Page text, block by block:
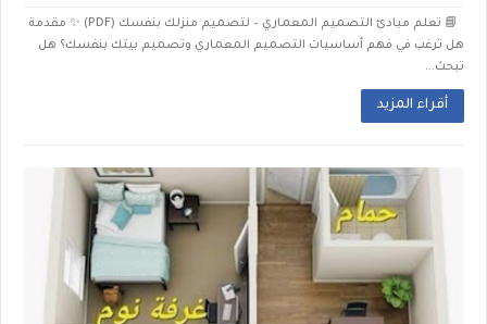
📘 تعلم مبادئ التصميم المعماري – لتصميم منزلك بنفسك (PDF) ✨ مقدمة
هل ترغب في فهم أساسيات التصميم المعماري وتصميم بيتك بنفسك؟ هل
تبحث...
أقراء المزيد